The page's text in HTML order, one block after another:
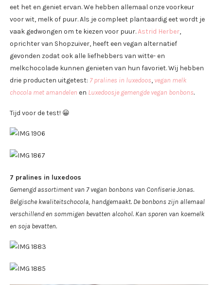
eet het en geniet ervan. We hebben allemaal onze voorkeur
voor wit, melk of puur. Als je compleet plantaardig eet wordt je
vaak gedwongen om te kiezen voor puur.Astrid Herber,
oprichter van Shopzuiver, heeft een vegan alternatief
gevonden zodat ook alle liefhebbers van witte- en
melkchocolade kunnen genieten van hun favoriet. Wij hebben
drie producten uitgetest: 7 pralines in luxedoos, vegan melk
chocola met amandelen en Luxedoosje gemengde vegan bonbons.
Tijd voor de test! 😀
7 pralines in luxedoos
Gemengd assortiment van 7 vegan bonbons van Confiserie Jonas.
Belgische kwaliteitschocola, handgemaakt. De bonbons zijn allemaal
verschillend en sommigen bevatten alcohol. Kan sporen van koemelk
en soja bevatten.